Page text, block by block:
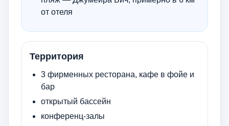
от отеля
Территория
3 фирменных ресторана, кафе в фойе и
бар
открытый бассейн
конференц-залы